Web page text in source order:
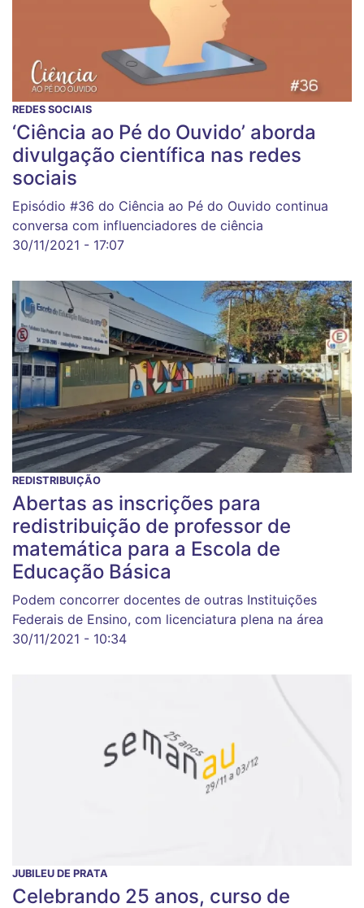
REDES SOCIAIS
‘Ciência ao Pé do Ouvido’ aborda
divulgação científica nas redes
sociais
Episódio #36 do Ciência ao Pé do Ouvido continua
conversa com influenciadores de ciência
30/11/2021 - 17:07
REDISTRIBUIÇÃO
Abertas as inscrições para
redistribuição de professor de
matemática para a Escola de
Educação Básica
Podem concorrer docentes de outras Instituições
Federais de Ensino, com licenciatura plena na área
30/11/2021 - 10:34
JUBILEU DE PRATA
Celebrando 25 anos, curso de